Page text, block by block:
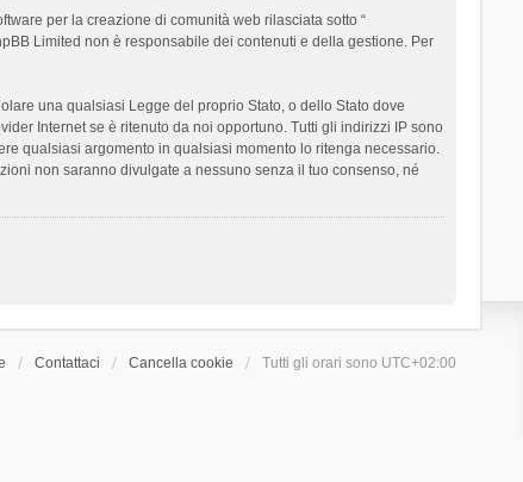
per la creazione di comunità web rilasciata sotto “
Limited non è responsabile dei contenuti e della gestione. Per
una qualsiasi Legge del proprio Stato, o dello Stato dove
Internet se è ritenuto da noi opportuno. Tutti gli indirizzi IP sono
qualsiasi argomento in qualsiasi momento lo ritenga necessario.
non saranno divulgate a nessuno senza il tuo consenso, né
Contattaci Cancella cookie Tutti gli orari sono UTC+02:00